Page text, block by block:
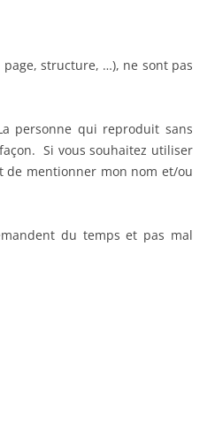
structure, …), ne sont pas
personne qui reproduit sans
Si vous souhaitez utiliser
de mentionner mon nom et/ou
du temps et pas mal